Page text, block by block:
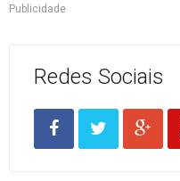
Publicidade
Redes Sociais